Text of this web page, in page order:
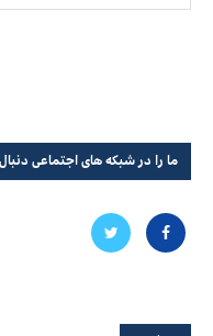
ما را در شبکه های اجتماعی